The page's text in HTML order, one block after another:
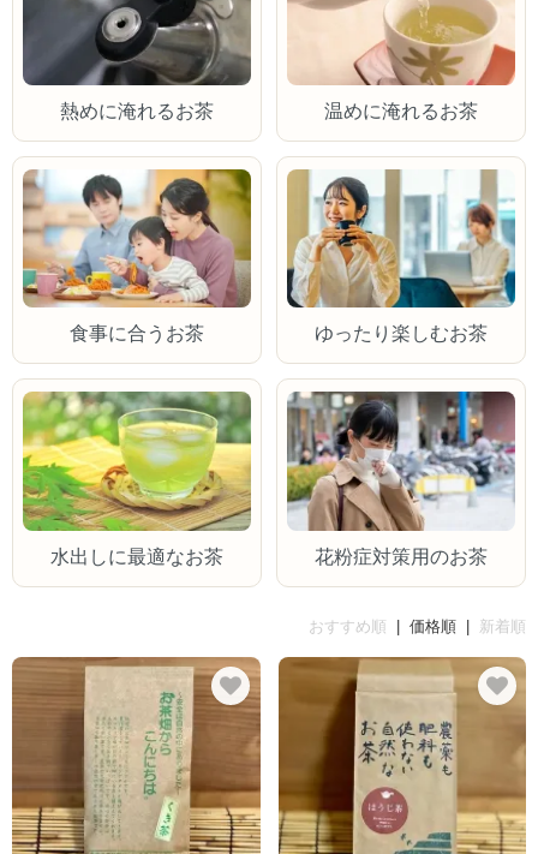
熱めに淹れるお茶 温めに淹れるお茶
食事に合うお茶 ゆったり楽しむお茶
水出しに最適なお茶 花粉症対策用のお茶
おすすめ順 | 価格順 | 新着順